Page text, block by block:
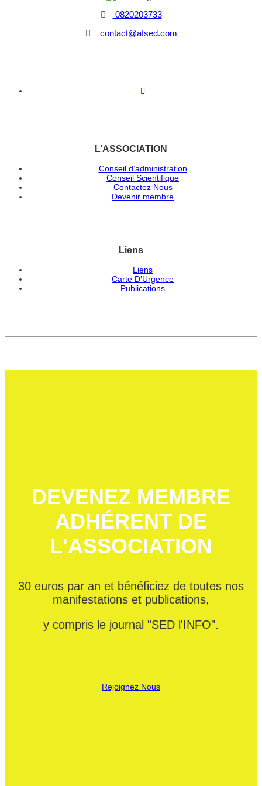
0820203733
contact@afsed.com
L’ASSOCIATION
Conseil d’administration
Conseil Scientifique
Contactez Nous
Devenir membre
Liens
Liens
Carte D’Urgence
Publications
DEVENEZ MEMBRE
ADHÉRENT DE
L'ASSOCIATION
30 euros par an et bénéficiez de toutes nos
manifestations et publications,
y compris le journal "SED l'INFO".
Rejoignez Nous